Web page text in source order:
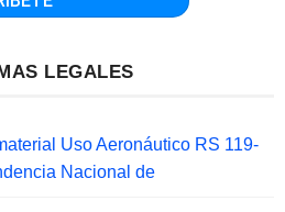
LEGALES
Uso Aeronáutico RS 119-
Nacional de